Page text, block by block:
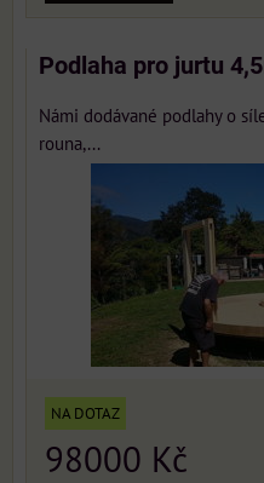
Podlaha pro jurtu
Námi dodávané podlahy o
rouna,...
NA DOTAZ
98000 Kč